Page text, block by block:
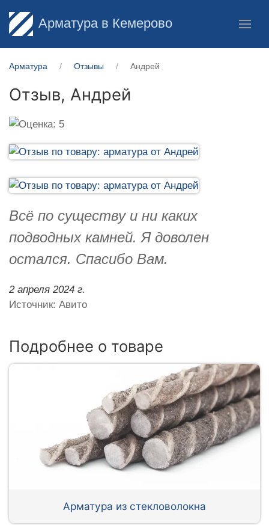
Арматура в Кемерово
Арматура Отзывы Андрей
Отзыв, Андрей
Всё по существу и ни каких
подводных камней. Я доволен
остался. Спасибо Вам.
2 апреля 2024 г.
Источник: Авито
Подробнее о товаре
Арматура из стекловолокна